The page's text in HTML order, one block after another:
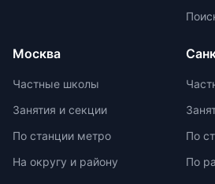
поддержания интереса к учебе.
регулируя нагрузку в
от возрастных задач и
учеников. Отсутствие страха
оценками и акцент на
свои навыки и интересы.
Москва
Частные школы
Занятия и секции
По станции метро
На округу и району
По
По